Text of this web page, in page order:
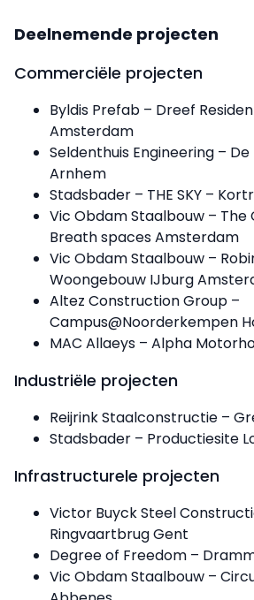
Deelnemende projecten
Commerciële projecten
Byldis Prefab – Dreef
Amsterdam
Seldenthuis Engineering – De
Arnhem
Stadsbader – THE SKY –
Vic Obdam Staalbouw – The
Breath spaces Amsterdam
Vic Obdam Staalbouw –
Woongebouw IJburg
Altez Construction Group –
Campus@Noorderkempen
MAC Allaeys – Alpha
Industriële projecten
Reijrink Staalconstructie –
Stadsbader – Productiesite
Infrastructurele projecten
Victor Buyck Steel
Ringvaartbrug Gent
Degree of Freedom –
Vic Obdam Staalbouw –